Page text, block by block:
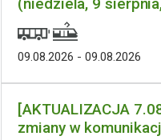
(niedziela, 9
09.08.2026 - 09.08.2026
[AKTUALIZACJA
zmiany w